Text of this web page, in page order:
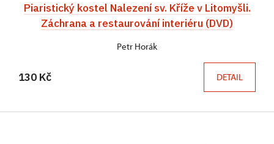
Piaristický kostel Nalezení sv. Kříže v Litomyšli.
Záchrana a restaurování interiéru (DVD)
Petr Horák
130 Kč DETAIL